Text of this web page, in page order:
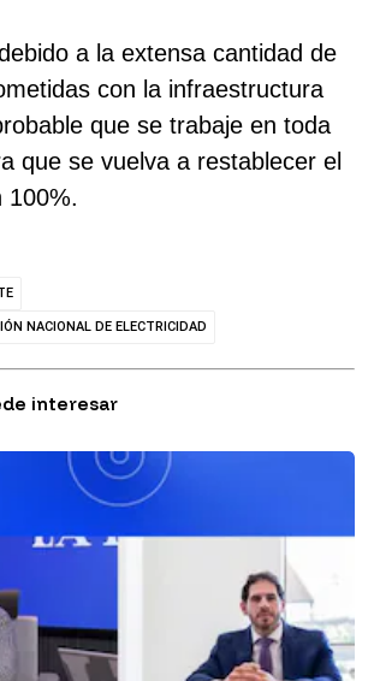
a la extensa cantidad de
con la infraestructura
que se trabaje en toda
que se vuelva a restablecer el
100%.
NACIONAL DE ELECTRICIDAD
interesar